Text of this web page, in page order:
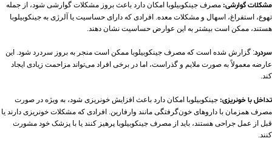
مشکلات گوارشی: مصرف جینکوبیلوبا امکان دارد باعث بروز مشکلات گوارشی شود، از جمله
تهوع، استفراغ، اسهال و مشکلات معده. افرادی که دارای حساسیت یا آلرژی به جینکوبیلوبا
هستند، ممکن است بیشتر به این عوارض حساسیت نشان دهند.
سردرد: گزارش شده است که مصرف جینکوبیلوبا ممکن است منجر به بروز سردرد شود. این
عارضه معمولاً به صورت ملایم و گذراست، اما در برخی افراد می‌تواند مزاحمت زیادی ایجاد
کند.
تداخل با خونریزی: جینکوبیلوبا امکان دارد باعث افزایش خونریزی شود، به ویژه در صورت
مصرف همزمان با داروهای خون‌گرفتگی مانند وارفارین. افرادی که مشکلات خونریزی دارند یا
قبل از عمل جراحی هستند، باید از مصرف جینکوبیلوبا پرهیز کنند یا با پزشک خود مشورت
کنند.